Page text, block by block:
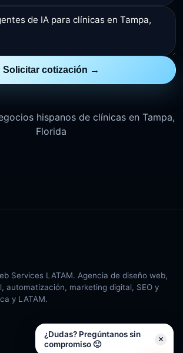
Solicitar cotización →
hispanos de clínicas en Tampa,
Florida
Services LATAM. Agencia de diseño web,
automatización, marketing digital, SEO y
y LATAM.
¿Dudas? Pregúntanos sin
compromiso 🙂